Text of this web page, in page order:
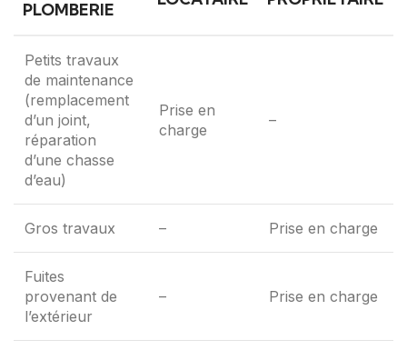
PLOMBERIE
Petits travaux
de maintenance
(remplacement
d’un joint,
réparation
d’une chasse
d’eau)
Prise en
charge
–
Gros travaux – Prise en charge
Fuites
provenant de
l’extérieur
– Prise en charge